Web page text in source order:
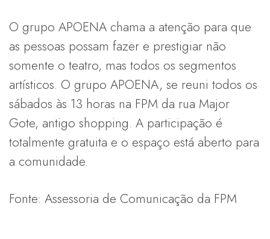
O grupo APOENA chama a atenção para que
as pessoas possam fazer e prestigiar não
somente o teatro, mas todos os segmentos
artísticos. O grupo APOENA, se reuni todos os
sábados às 13 horas na FPM da rua Major
Gote, antigo shopping. A participação é
totalmente gratuita e o espaço está aberto para
a comunidade.
Fonte: Assessoria de Comunicação da FPM